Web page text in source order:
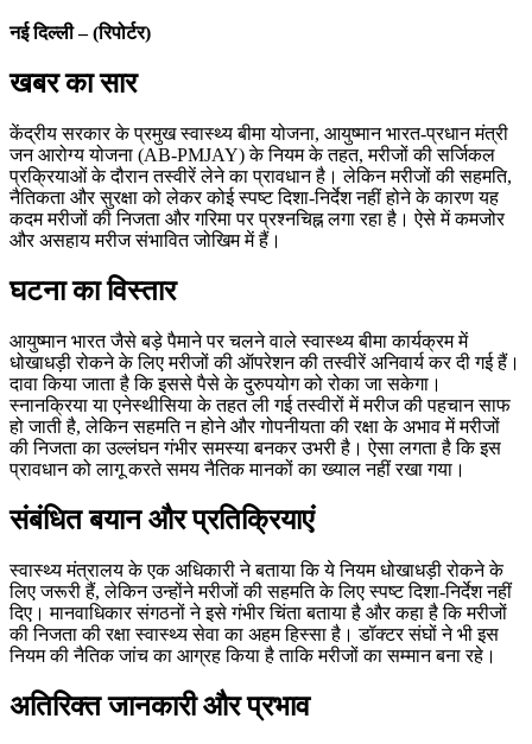
नई दिल्ली – (रिपोर्टर)
खबर का सार
केंद्रीय सरकार के प्रमुख स्वास्थ्य बीमा योजना, आयुष्मान भारत-प्रधान मंत्री
जन आरोग्य योजना (AB-PMJAY) के नियम के तहत, मरीजों की सर्जिकल
प्रक्रियाओं के दौरान तस्वीरें लेने का प्रावधान है। लेकिन मरीजों की सहमति,
नैतिकता और सुरक्षा को लेकर कोई स्पष्ट दिशा-निर्देश नहीं होने के कारण यह
कदम मरीजों की निजता और गरिमा पर प्रश्नचिह्न लगा रहा है। ऐसे में कमजोर
और असहाय मरीज संभावित जोखिम में हैं।
घटना का विस्तार
आयुष्मान भारत जैसे बड़े पैमाने पर चलने वाले स्वास्थ्य बीमा कार्यक्रम में
धोखाधड़ी रोकने के लिए मरीजों की ऑपरेशन की तस्वीरें अनिवार्य कर दी गई हैं।
दावा किया जाता है कि इससे पैसे के दुरुपयोग को रोका जा सकेगा।
स्नानक्रिया या एनेस्थीसिया के तहत ली गई तस्वीरों में मरीज की पहचान साफ
हो जाती है, लेकिन सहमति न होने और गोपनीयता की रक्षा के अभाव में मरीजों
की निजता का उल्लंघन गंभीर समस्या बनकर उभरी है। ऐसा लगता है कि इस
प्रावधान को लागू करते समय नैतिक मानकों का ख्याल नहीं रखा गया।
संबंधित बयान और प्रतिक्रियाएं
स्वास्थ्य मंत्रालय के एक अधिकारी ने बताया कि ये नियम धोखाधड़ी रोकने के
लिए जरूरी हैं, लेकिन उन्होंने मरीजों की सहमति के लिए स्पष्ट दिशा-निर्देश नहीं
दिए। मानवाधिकार संगठनों ने इसे गंभीर चिंता बताया है और कहा है कि मरीजों
की निजता की रक्षा स्वास्थ्य सेवा का अहम हिस्सा है। डॉक्टर संघों ने भी इस
नियम की नैतिक जांच का आग्रह किया है ताकि मरीजों का सम्मान बना रहे।
अतिरिक्त जानकारी और प्रभाव